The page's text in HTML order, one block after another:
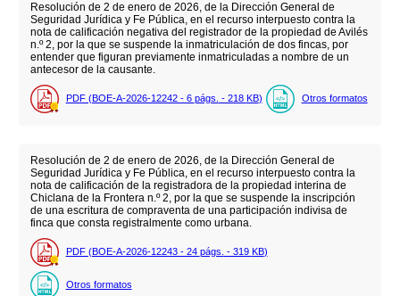
Resolución de 2 de enero de 2026, de la Dirección General de
Seguridad Jurídica y Fe Pública, en el recurso interpuesto contra la
nota de calificación negativa del registrador de la propiedad de Avilés
n.º 2, por la que se suspende la inmatriculación de dos fincas, por
entender que figuran previamente inmatriculadas a nombre de un
antecesor de la causante.
PDF (BOE-A-2026-12242 - 6 págs. - 218 KB) Otros formatos
Resolución de 2 de enero de 2026, de la Dirección General de
Seguridad Jurídica y Fe Pública, en el recurso interpuesto contra la
nota de calificación de la registradora de la propiedad interina de
Chiclana de la Frontera n.º 2, por la que se suspende la inscripción
de una escritura de compraventa de una participación indivisa de
finca que consta registralmente como urbana.
PDF (BOE-A-2026-12243 - 24 págs. - 319 KB)
Otros formatos